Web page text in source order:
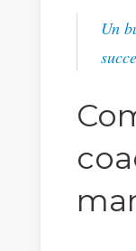
Un